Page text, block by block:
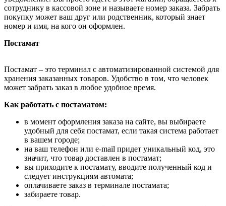
сотруднику в кассовой зоне и называете номер заказа. Забрать
покупку может ваш друг или родственник, который знает
номер и имя, на кого он оформлен.
Постамат
Постамат – это терминал с автоматизированной системой для
хранения заказанных товаров. Удобство в том, что человек
может забрать заказ в любое удобное время.
Как работать с постаматом:
в момент оформления заказа на сайте, вы выбираете
удобный для себя постамат, если такая система работает
в вашем городе;
на ваш телефон или e-mail придет уникальный код, это
значит, что товар доставлен в постамат;
вы приходите к постамату, вводите полученный код и
следует инструкциям автомата;
оплачиваете заказ в терминале постамата;
забираете товар.